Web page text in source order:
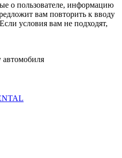
о пользователе, информацию
вам повторить к вводу
условия вам не подходят,